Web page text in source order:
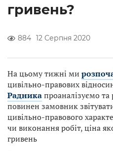
гривень?
884 12 Серпня 2020
На цьому тижні ми
цивільно-правових
Радникапроаналізуємо
повинен замовник
цивільно-правового
чи виконання робіт, ціна
гривень